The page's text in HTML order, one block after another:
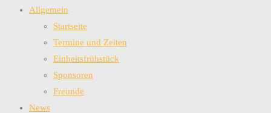
Allgemein
Startseite
Termine und Zeiten
Einheitsfrühstück
Sponsoren
Freunde
News